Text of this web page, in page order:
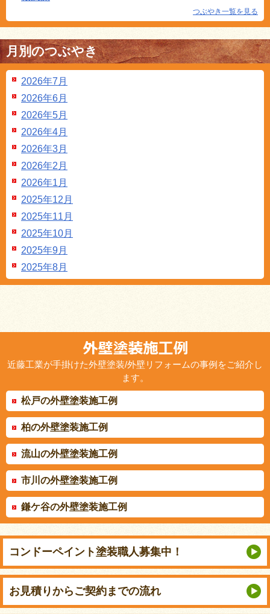
つぶやき一覧を見る
月別のつぶやき
2026年7月
2026年6月
2026年5月
2026年4月
2026年3月
2026年2月
2026年1月
2025年12月
2025年11月
2025年10月
2025年9月
2025年8月
近藤工業が手掛けた外壁塗装/外壁リフォームの事例をご紹介し
ます。
松戸の外壁塗装施工例
柏の外壁塗装施工例
流山の外壁塗装施工例
市川の外壁塗装施工例
鎌ケ谷の外壁塗装施工例
コンドーペイント塗装職人募集中！
お見積りから ご契約までの流れ